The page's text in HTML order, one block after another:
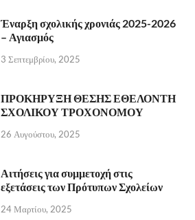
Έναρξη σχολικής χρονιάς 2025-2026
– Αγιασμός
3 Σεπτεμβρίου, 2025
ΠΡΟΚΗΡΥΞΗ ΘΕΣΗΣ ΕΘΕΛΟΝΤΗ
ΣΧΟΛΙΚΟΥ ΤΡΟΧΟΝΟΜΟΥ
26 Αυγούστου, 2025
Αιτήσεις για συμμετοχή στις
εξετάσεις των Πρότυπων Σχολείων
24 Μαρτίου, 2025